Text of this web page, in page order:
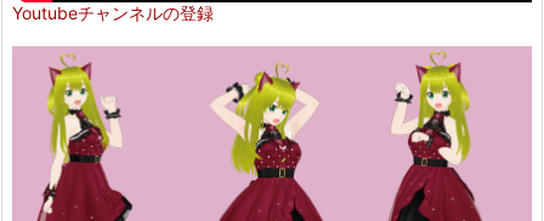
Youtubeチャンネルの登録